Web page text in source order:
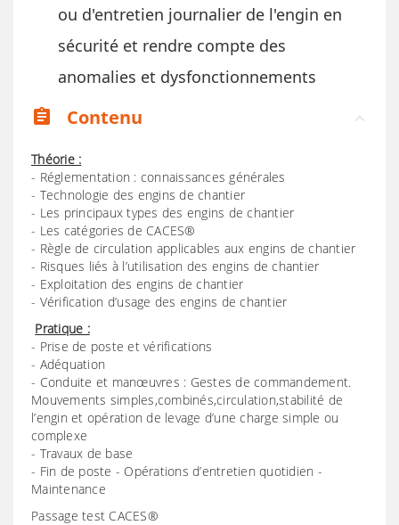
ou d'entretien journalier de l'engin en
sécurité et rendre compte des
anomalies et dysfonctionnements
assignment
Contenu
Théorie :
- Réglementation : connaissances générales
- Technologie des engins de chantier
- Les principaux types des engins de chantier
- Les catégories de CACES®
- Règle de circulation applicables aux engins de chantier
- Risques liés à l’utilisation des engins de chantier
- Exploitation des engins de chantier
- Vérification d’usage des engins de chantier
Pratique :
- Prise de poste et vérifications
- Adéquation
- Conduite et manœuvres : Gestes de commandement.
Mouvements simples,combinés,circulation,stabilité de
l’engin et opération de levage d’une charge simple ou
complexe
- Travaux de base
- Fin de poste - Opérations d’entretien quotidien -
Maintenance
Passage test CACES®